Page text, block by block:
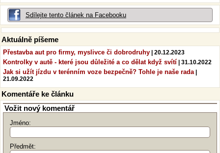
Sdílejte tento článek na Facebooku
Aktuálně píšeme
Přestavba aut pro firmy, myslivce či dobrodruhy | 20.12.2023
Kontrolky v autě - které jsou důležité a co dělat když svítí | 31.10.2022
Jak si užít jízdu v terénním voze bezpečně? Tohle je naše rada|
21.09.2022
Komentáře ke článku
Vožit nový komentář
Jméno:
Předmět: